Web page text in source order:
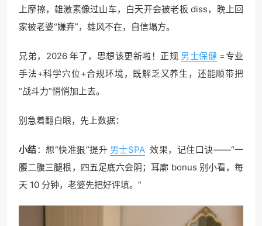
上摩擦，雄激素像过山车，白天开会被老板 diss，晚上回
家被老婆“嫌弃”，雄风不在，自信塌方。
兄弟，2026 年了，思想该更新啦！正规 男士保健 =专业
手法+科学穴位+合规环境，既解乏又养生，还能顺带把
“战斗力”悄悄加上去。
别急着翻白眼，先上数据：
小结：想“快准狠”提升 男士SPA 效果，记住口诀——“一
腰二腹三腿根，四五足底六会阴；耳廓 bonus 别小看，每
天 10 分钟，老婆先把好评填。”